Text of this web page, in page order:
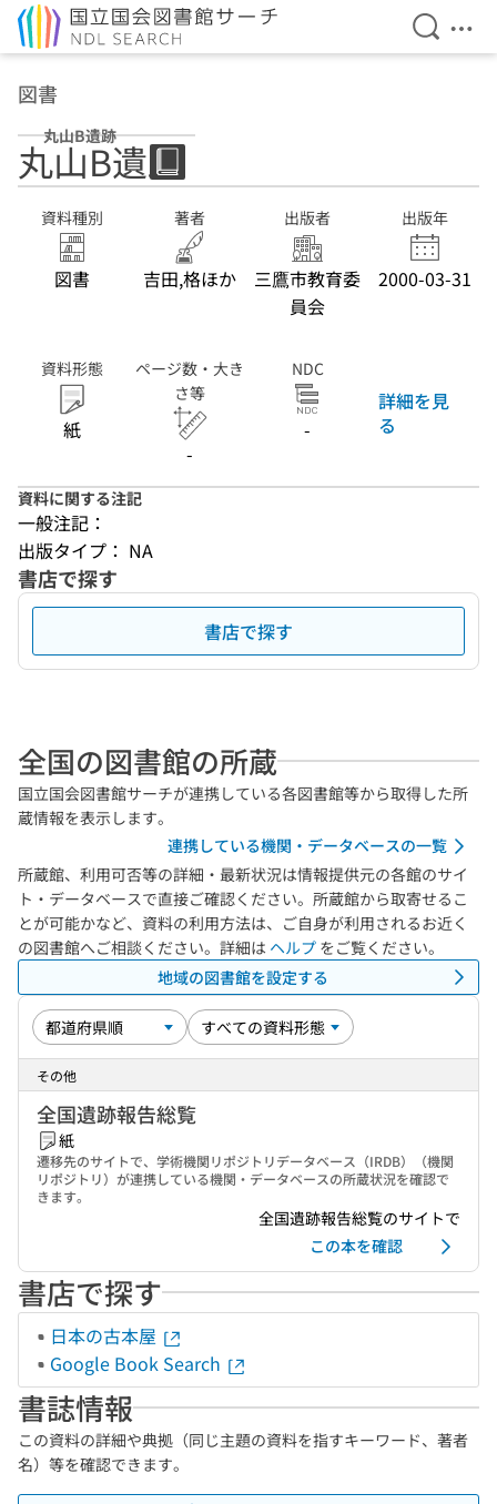
検索を
メ
図書
丸山B遺跡
丸山B遺跡
資料種別
図書
著者
吉田,格ほか
出版者
三鷹市教育委
員会
出版年
2000-03-31
資料形態
紙
ページ数・大き
さ等
-
NDC
-
詳細を見
る
資料に関する注記
一般注記：
出版タイプ： NA
書店で探す
書店で探す
全国の図書館の所蔵
国立国会図書館サーチが連携している各図書館等から取得した所
蔵情報を表示します。
連携している機関・データベースの一覧
所蔵館、利用可否等の詳細・最新状況は情報提供元の各館のサイ
ト・データベースで直接ご確認ください。所蔵館から取寄せるこ
とが可能かなど、資料の利用方法は、ご自身が利用されるお近く
の図書館へご相談ください。詳細は ヘルプ をご覧ください。
地域の図書館を設定する
その他
全国遺跡報告総覧
紙
遷移先のサイトで、学術機関リポジトリデータベース（IRDB）（機関
リポジトリ）が連携している機関・データベースの所蔵状況を確認で
きます。
全国遺跡報告総覧のサイトで
この本を確認
書店で探す
日本の古本屋
Google Book Search
書誌情報
この資料の詳細や典拠（同じ主題の資料を指すキーワード、著者
名）等を確認できます。